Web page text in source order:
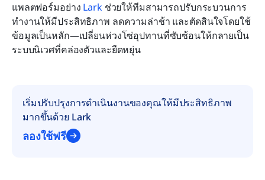
แพลตฟอร์มอย่าง Lark ช่วยให้ทีมสามารถปรับกระบวนการ
ทำงานให้มีประสิทธิภาพ ลดความล่าช้า และตัดสินใจโดยใช้
ข้อมูลเป็นหลัก—เปลี่ยนห่วงโซ่อุปทานที่ซับซ้อนให้กลายเป็น
ระบบนิเวศที่คล่องตัวและยืดหยุ่น
เริ่มปรับปรุงการดำเนินงานของคุณให้มีประสิทธิภาพ
มากขึ้นด้วย Lark
ลองใช้ฟรี